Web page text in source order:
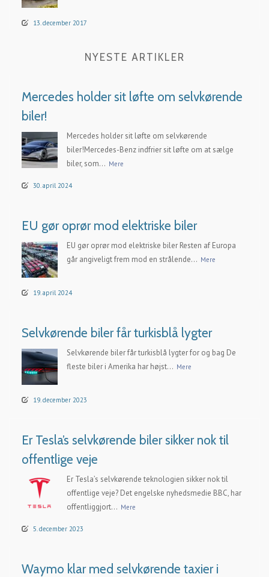
13. december 2017
NYESTE ARTIKLER
Mercedes holder sit løfte om selvkørende
biler!
Mercedes holder sit løfte om selvkørende
biler!Mercedes-Benz indfrier sit løfte om at sælge
biler, som... Mere
30. april 2024
EU gør oprør mod elektriske biler
EU gør oprør mod elektriske biler Resten af Europa
går angiveligt frem mod en strålende... Mere
19. april 2024
Selvkørende biler får turkisblå lygter
Selvkørende biler får turkisblå lygter for og bag De
fleste biler i Amerika har højst... Mere
19. december 2023
Er Tesla’s selvkørende biler sikker nok til
offentlige veje
Er Tesla’s selvkørende teknologien sikker nok til
offentlige veje? Det engelske nyhedsmedie BBC, har
offentliggjort... Mere
5. december 2023
Waymo klar med selvkørende taxier i